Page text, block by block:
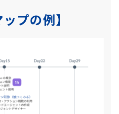
プの例】